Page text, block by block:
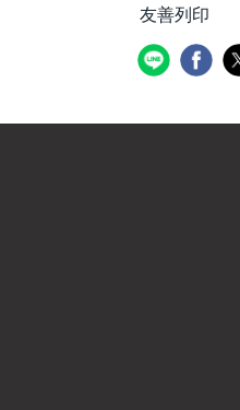
友善列印